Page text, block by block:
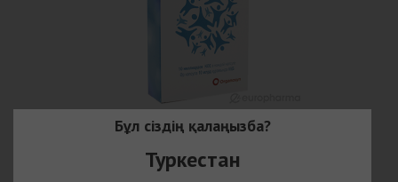
Бұл сіздің қалаңызба?
Туркестан